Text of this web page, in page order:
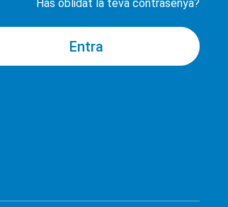
Has oblidat la teva contrasenya?